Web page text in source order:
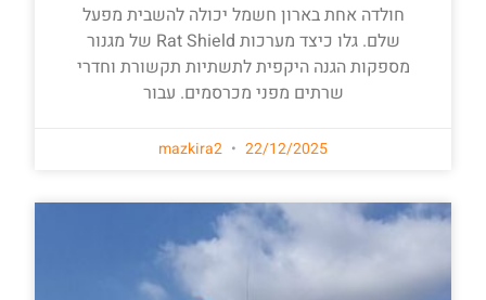
חולדה אחת בארון חשמל יכולה להשבית מפעל
שלם. גלו כיצד מערכות Rat Shield של מגנור
מספקות הגנה היקפית לתשתיות תקשורת וחדרי
שרתים מפני מכרסמים. עבור
mazkira2 22/12/2025